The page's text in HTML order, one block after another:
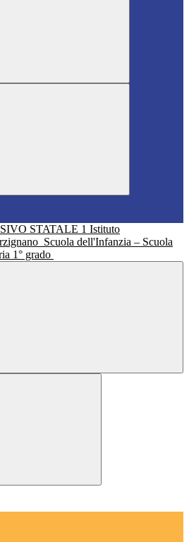
Istituto
Scuola dell'Infanzia – Scuola
1° grado